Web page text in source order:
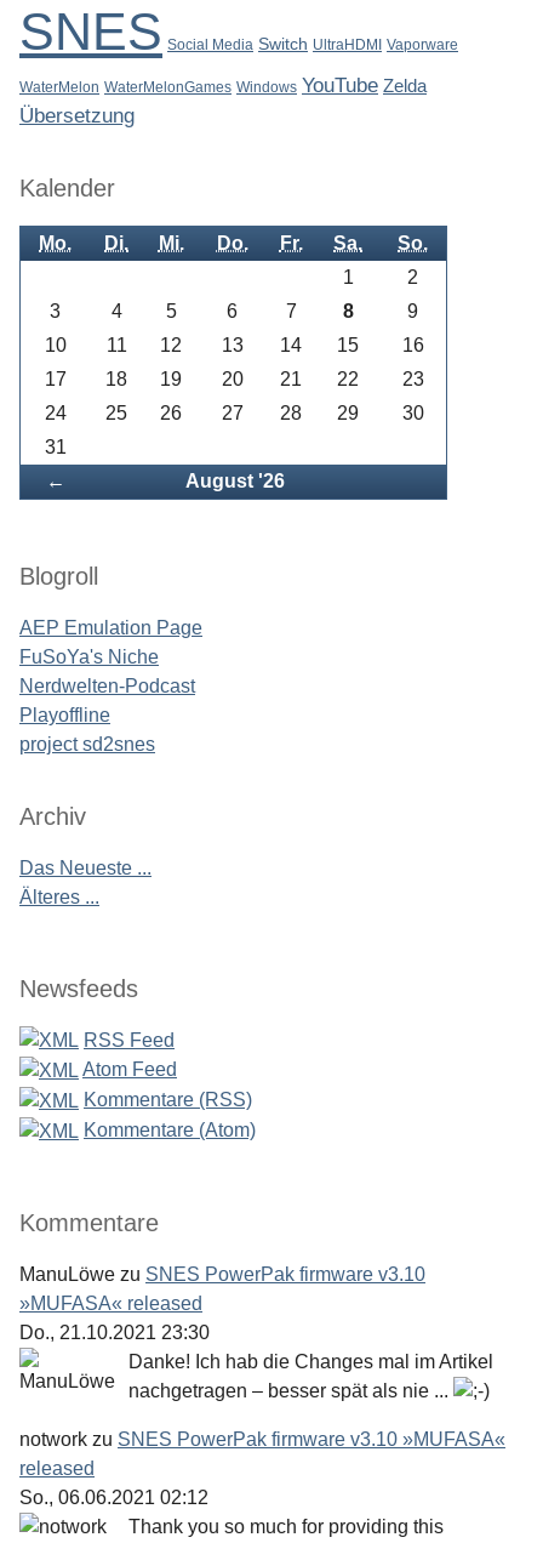
SNES Social Media Switch UltraHDMI Vaporware
WaterMelon WaterMelonGames Windows YouTube Zelda
Übersetzung
Kalender
Mo. Di. Mi. Do. Fr. Sa. So.
← August '26
1
2
3
4 5 6 7 8
9
10
11 12 13 14 15
16
17
18 19 20 21 22
23
24
25 26 27 28 29
30
31
Blogroll
AEP Emulation Page
FuSoYa's Niche
Nerdwelten-Podcast
Playoffline
project sd2snes
Archiv
Das Neueste ...
Älteres ...
Newsfeeds
RSS Feed
Atom Feed
Kommentare (RSS)
Kommentare (Atom)
Kommentare
ManuLöwe zu SNES PowerPak firmware v3.10
»MUFASA« released
Do., 21.10.2021 23:30
Danke! Ich hab die Changes mal im Artikel
nachgetragen – besser spät als nie ...
notwork zu SNES PowerPak firmware v3.10 »MUFASA«
released
So., 06.06.2021 02:12
Thank you so much for providing this